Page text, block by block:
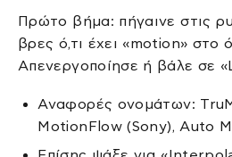
Πρώτο βήμα: πήγαινε στις
βρες ό,τι έχει «motion» στο
Απενεργοποίησε ή βάλε σε
Αναφορές ονομάτων:
MotionFlow (Sony), Auto